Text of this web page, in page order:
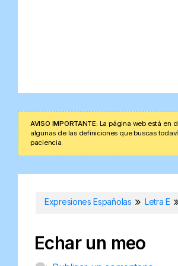
AVISO IMPORTANTE: La página web está en
algunas de las definiciones que buscas
paciencia.
Expresiones Españolas Letra E
Echar un meo